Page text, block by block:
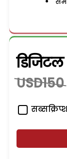
USD150